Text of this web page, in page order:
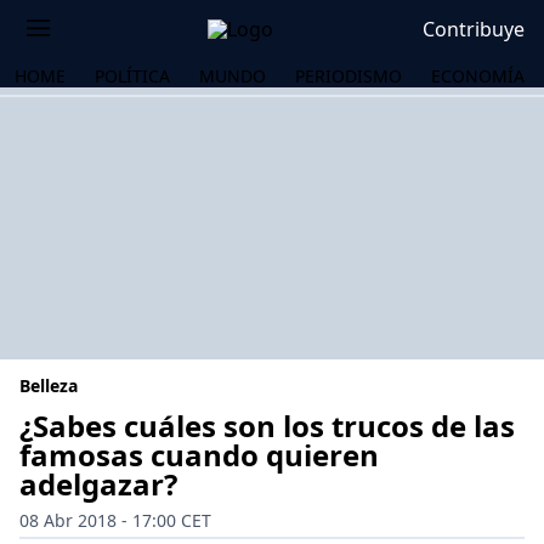
Contribuye
HOME POLÍTICA MUNDO PERIODISMO ECONOMÍA
Belleza
¿Sabes cuáles son los trucos de las
famosas cuando quieren
adelgazar?
08 Abr 2018 - 17:00 CET